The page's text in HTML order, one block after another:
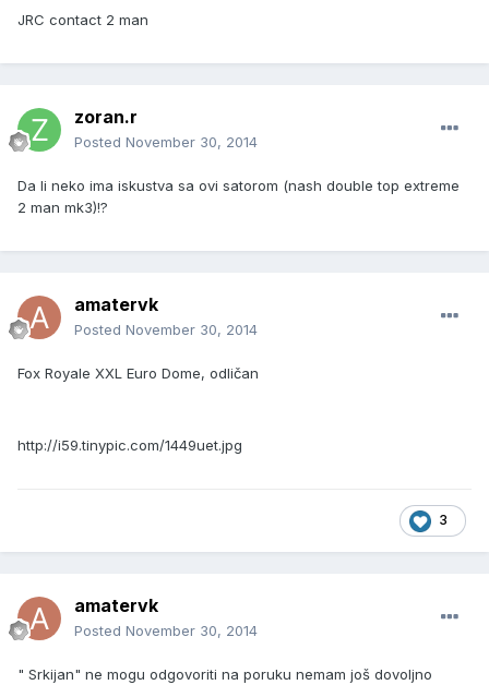
JRC contact 2 man
zoran.r
Posted November 30, 2014
Da li neko ima iskustva sa ovi satorom (nash double top extreme
2 man mk3)!?
amatervk
Posted November 30, 2014
Fox Royale XXL Euro Dome, odličan
http://i59.tinypic.com/1449uet.jpg
3
amatervk
Posted November 30, 2014
" Srkijan" ne mogu odgovoriti na poruku nemam još dovoljno